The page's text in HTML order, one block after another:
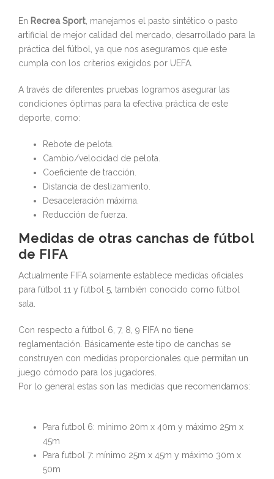
En Recrea Sport , manejamos el pasto sintético o pasto
artificial de mejor calidad del mercado, desarrollado para la
práctica del fútbol, ya que nos aseguramos que este
cumpla con los criterios exigidos por UEFA.
A través de diferentes pruebas logramos asegurar las
condiciones óptimas para la efectiva práctica de este
deporte, como:
Rebote de pelota.
Cambio/velocidad de pelota.
Coeficiente de tracción.
Distancia de deslizamiento.
Desaceleración máxima.
Reducción de fuerza.
Medidas de otras canchas de fútbol
de FIFA
Actualmente FIFA solamente establece medidas oficiales
para fútbol 11 y fútbol 5, también conocido como fútbol
sala.
Con respecto a fútbol 6, 7, 8, 9 FIFA no tiene
reglamentación. Básicamente este tipo de canchas se
construyen con medidas proporcionales que permitan un
juego cómodo para los jugadores.
Por lo general estas son las medidas que recomendamos:
Para futbol 6: mínimo 20m x 40m y máximo 25m x
45m
Para futbol 7: mínimo 25m x 45m y máximo 30m x
50m